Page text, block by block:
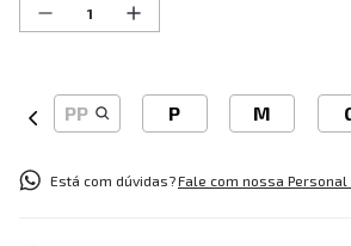
PP P M
Está com dúvidas?Fale com nossa Personal